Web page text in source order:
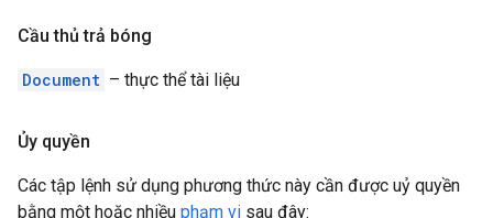
Cầu thủ trả bóng
Document – thực thể tài liệu
Ủy quyền
Các tập lệnh sử dụng phương thức này cần được uỷ quyền
bằng một hoặc nhiều phạm vi sau đây: